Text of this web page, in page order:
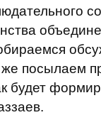
посылаем